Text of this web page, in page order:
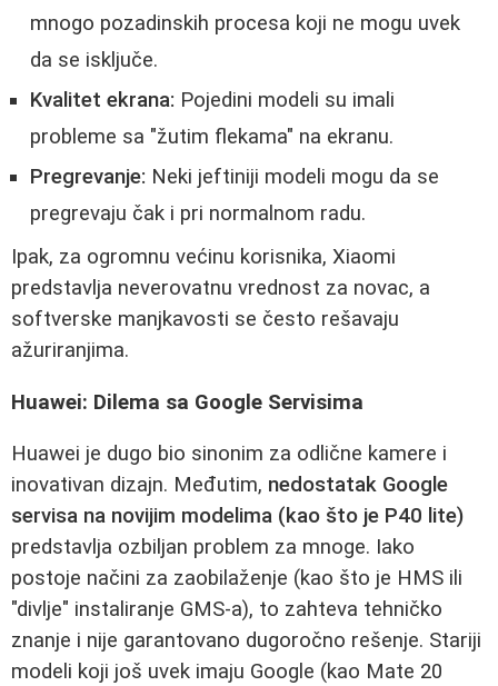
mnogo pozadinskih procesa koji ne mogu uvek
da se isključe.
Kvalitet ekrana: Pojedini modeli su imali
probleme sa "žutim flekama" na ekranu.
Pregrevanje: Neki jeftiniji modeli mogu da se
pregrevaju čak i pri normalnom radu.
Ipak, za ogromnu većinu korisnika, Xiaomi
predstavlja neverovatnu vrednost za novac, a
softverske manjkavosti se često rešavaju
ažuriranjima.
Huawei: Dilema sa Google Servisima
Huawei je dugo bio sinonim za odlične kamere i
inovativan dizajn. Međutim, nedostatak Google
servisa na novijim modelima (kao što je P40 lite)
predstavlja ozbiljan problem za mnoge. Iako
postoje načini za zaobilaženje (kao što je HMS ili
"divlje" instaliranje GMS-a), to zahteva tehničko
znanje i nije garantovano dugoročno rešenje. Stariji
modeli koji još uvek imaju Google (kao Mate 20